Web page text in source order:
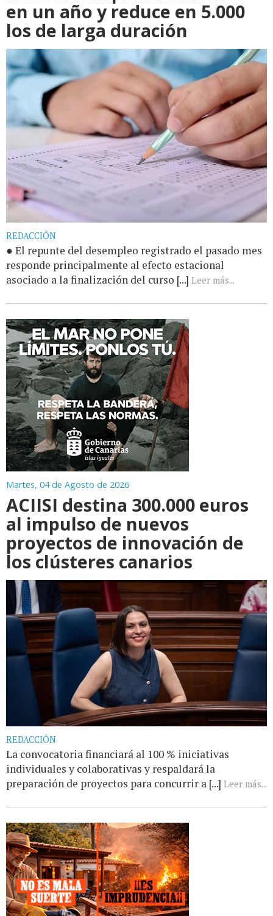
en un año y reduce en 5.000
los de larga duración
REDACCIÓN
● El repunte del desempleo registrado el pasado mes
responde principalmente al efecto estacional
asociado a la finalización del curso [...] Leer más...
Martes, 04 de Agosto de 2026
ACIISI destina 300.000 euros
al impulso de nuevos
proyectos de innovación de
los clústeres canarios
REDACCIÓN
La convocatoria financiará al 100 % iniciativas
individuales y colaborativas y respaldará la
preparación de proyectos para concurrir a [...] Leer más...